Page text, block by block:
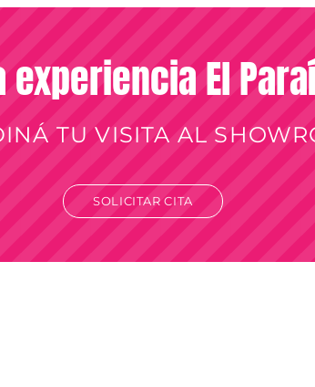
El
TU VISITA AL
SOLICITAR CITA